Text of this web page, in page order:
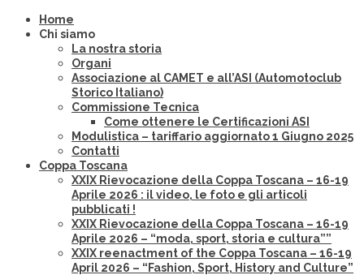
Home
Chi siamo
La nostra storia
Organi
Associazione al CAMET e all’ASI (Automotoclub
Storico Italiano)
Commissione Tecnica
Come ottenere le Certificazioni ASI
Modulistica – tariffario aggiornato 1 Giugno 2025
Contatti
Coppa Toscana
XXIX Rievocazione della Coppa Toscana – 16-19
Aprile 2026 : il video, le foto e gli articoli
pubblicati !
XXIX Rievocazione della Coppa Toscana – 16-19
Aprile 2026 – “moda, sport, storia e cultura””
XXIX reenactment of the Coppa Toscana – 16-19
April 2026 – “Fashion, Sport, History and Culture”